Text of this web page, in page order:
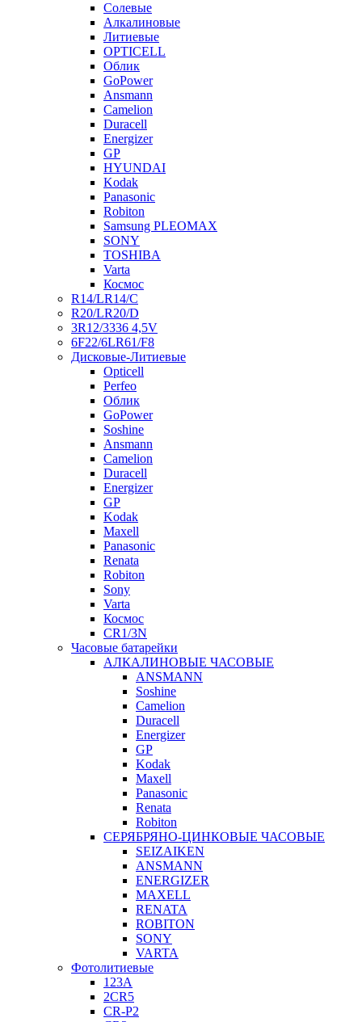
Солевые
Алкалиновые
Литиевые
OPTICELL
Облик
GoPower
Ansmann
Camelion
Duracell
Energizer
GP
HYUNDAI
Kodak
Panasonic
Robiton
Samsung PLEOMAX
SONY
TOSHIBA
Varta
Космос
R14/LR14/C
R20/LR20/D
3R12/3336 4,5V
6F22/6LR61/F8
Дисковые-Литиевые
Opticell
Perfeo
Облик
GoPower
Soshine
Ansmann
Camelion
Duracell
Energizer
GP
Kodak
Maxell
Panasonic
Renata
Robiton
Sony
Varta
Космос
CR1/3N
Часовые батарейки
АЛКАЛИНОВЫЕ ЧАСОВЫЕ
ANSMANN
Soshine
Camelion
Duracell
Energizer
GP
Kodak
Maxell
Panasonic
Renata
Robiton
СЕРЯБРЯНО-ЦИНКОВЫЕ ЧАСОВЫЕ
SEIZAIKEN
ANSMANN
ENERGIZER
MAXELL
RENATA
ROBITON
SONY
VARTA
Фотолитиевые
123A
2CR5
CR-P2